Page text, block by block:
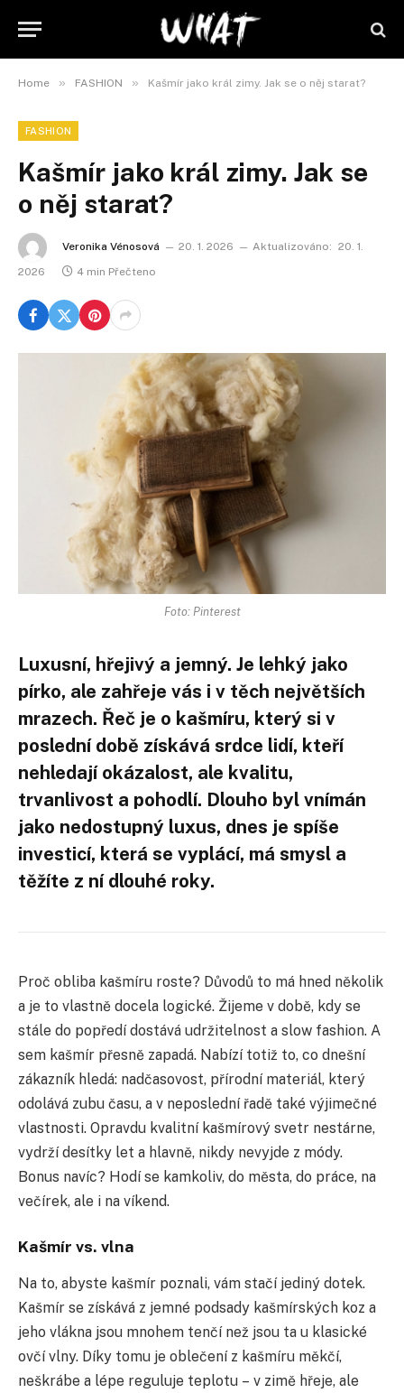
Home » FASHION » Kašmír jako král zimy. Jak se o něj starat?
FASHION
Kašmír jako král zimy. Jak se
o něj starat?
Veronika Vénosová 20. 1. 2026 Aktualizováno: 20. 1.
2026
4 min Přečteno
Foto: Pinterest
Luxusní, hřejivý a jemný. Je lehký jako
pírko, ale zahřeje vás i v těch největších
mrazech. Řeč je o kašmíru, který si v
poslední době získává srdce lidí, kteří
nehledají okázalost, ale kvalitu,
trvanlivost a pohodlí. Dlouho byl vnímán
jako nedostupný luxus, dnes je spíše
investicí, která se vyplácí, má smysl a
těžíte z ní dlouhé roky.
Proč obliba kašmíru roste? Důvodů to má hned několik
a je to vlastně docela logické. Žijeme v době, kdy se
stále do popředí dostává udržitelnost a slow fashion. A
sem kašmír přesně zapadá. Nabízí totiž to, co dnešní
zákazník hledá: nadčasovost, přírodní materiál, který
odolává zubu času, a v neposlední řadě také výjimečné
vlastnosti. Opravdu kvalitní kašmírový svetr nestárne,
vydrží desítky let a hlavně, nikdy nevyjde z módy.
Bonus navíc? Hodí se kamkoliv, do města, do práce, na
večírek, ale i na víkend.
Kašmír vs. vlna
Na to, abyste kašmír poznali, vám stačí jediný dotek.
Kašmír se získává z jemné podsady kašmírských koz a
jeho vlákna jsou mnohem tenčí než jsou ta u klasické
ovčí vlny. Díky tomu je oblečení z kašmíru měkčí,
neškrábe a lépe reguluje teplotu – v zimě hřeje, ale